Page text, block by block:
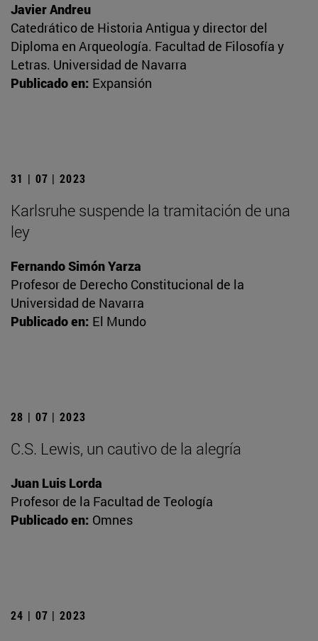
Javier Andreu
Catedrático de Historia Antigua y director del
Diploma en Arqueología. Facultad de Filosofía y
Letras. Universidad de Navarra
Publicado en: Expansión
31 | 07 | 2023
Karlsruhe suspende la tramitación de una
ley
Fernando Simón Yarza
Profesor de Derecho Constitucional de la
Universidad de Navarra
Publicado en: El Mundo
28 | 07 | 2023
C.S. Lewis, un cautivo de la alegría
Juan Luis Lorda
Profesor de la Facultad de Teología
Publicado en: Omnes
24 | 07 | 2023